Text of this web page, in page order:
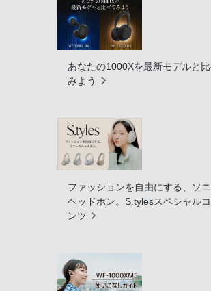
あなたの1000Xを最新モデルと
みよう
ファッションを自由にする、ソ
ヘッドホン。S.tylesスペシャル
ンツ